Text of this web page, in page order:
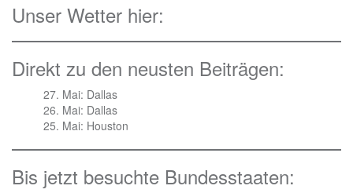
Unser Wetter hier:
Direkt zu den neusten Beiträgen:
27. Mai: Dallas
26. Mai: Dallas
25. Mai: Houston
Bis jetzt besuchte Bundesstaaten: